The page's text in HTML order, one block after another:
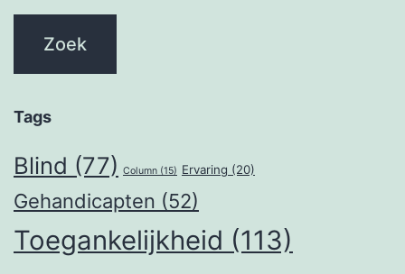
Tags
Blind (77) Column (15) Ervaring (20)
Gehandicapten (52)
Toegankelijkheid (113)